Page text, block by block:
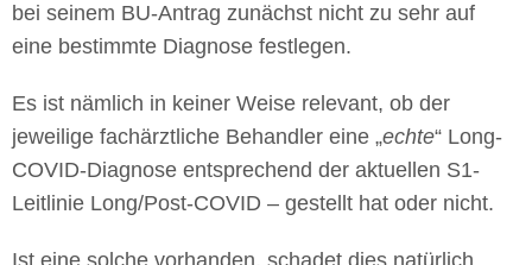
bei seinem BU-Antrag zunächst nicht zu sehr auf
eine bestimmte Diagnose festlegen.
Es ist nämlich in keiner Weise relevant, ob der
jeweilige fachärztliche Behandler eine „echte“ Long-
COVID-Diagnose entsprechend der aktuellen S1-
Leitlinie Long/Post-COVID – gestellt hat oder nicht.
Ist eine solche vorhanden, schadet dies natürlich